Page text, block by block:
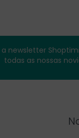
a newsletter
todas as nossas